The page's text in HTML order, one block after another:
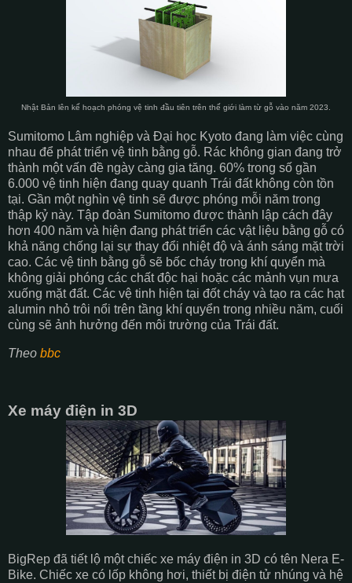
Nhật Bản lên kế hoạch phóng vệ tinh đầu tiên trên thế giới làm từ gỗ vào năm 2023.
Sumitomo Lâm nghiệp và Đại học Kyoto đang làm việc cùng
nhau để phát triển vệ tinh bằng gỗ. Rác không gian đang trở
thành một vấn đề ngày càng gia tăng. 60% trong số gần
6.000 vệ tinh hiện đang quay quanh Trái đất không còn tồn
tại. Gần một nghìn vệ tinh sẽ được phóng mỗi năm trong
thập kỷ này. Tập đoàn Sumitomo được thành lập cách đây
hơn 400 năm và hiện đang phát triển các vật liệu bằng gỗ có
khả năng chống lại sự thay đổi nhiệt độ và ánh sáng mặt trời
cao. Các vệ tinh bằng gỗ sẽ bốc cháy trong khí quyển mà
không giải phóng các chất độc hại hoặc các mảnh vụn mưa
xuống mặt đất. Các vệ tinh hiện tại đốt cháy và tạo ra các hạt
alumin nhỏ trôi nổi trên tầng khí quyển trong nhiều năm, cuối
cùng sẽ ảnh hưởng đến môi trường của Trái đất.
Theo bbc
Xe máy điện in 3D
BigRep đã tiết lộ một chiếc xe máy điện in 3D có tên Nera E-
Bike. Chiếc xe có lốp không hơi, thiết bị điện tử nhúng và hệ